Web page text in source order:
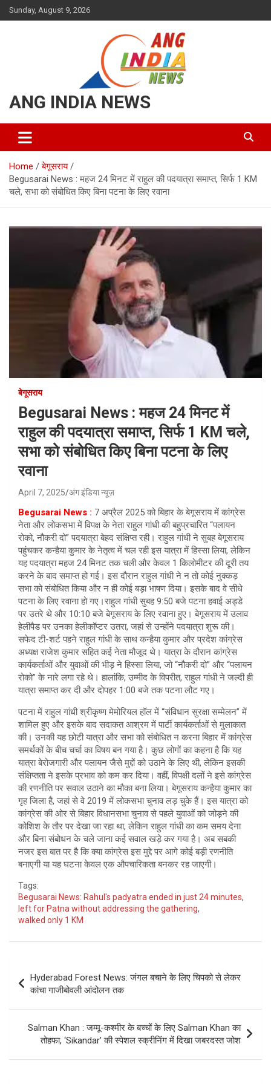
Skip
to
Sunday, August 9, 2026
ANG INDIA NEWS
Home
बेगूसराय
Begusarai News : महज 24 मिनट में राहुल की पदयात्रा समाप्त, सिर्फ 1 KM
चले, सभा को संबोधित किए बिना पटना के लिए रवाना
बेगूसराय
Begusarai News : महज 24 मिनट में
राहुल की पदयात्रा समाप्त, सिर्फ 1 KM चले,
सभा को संबोधित किए बिना पटना के लिए
रवाना
April 7, 2025 अंग इंडिया न्यूज़
Begusarai News : 7 अप्रैल 2025 को बिहार के बेगूसराय में कांग्रेस
नेता और लोकसभा में विपक्ष के नेता राहुल गांधी की बहुप्रचारित “पलायन
रोको, नौकरी दो” पदयात्रा बेहद संक्षिप्त रही। राहुल गांधी ने सुबह बेगूसराय
पहुंचकर कन्हैया कुमार के नेतृत्व में चल रही इस यात्रा में हिस्सा लिया, लेकिन
यह पदयात्रा महज 24 मिनट तक चली और केवल 1 किलोमीटर की दूरी तय
करने के बाद समाप्त हो गई। इस दौरान राहुल गांधी ने न तो कोई नुक्कड़
सभा को संबोधित किया और न ही कोई बड़ा भाषण दिया। इसके बाद वे सीधे
पटना के लिए रवाना हो गए।राहुल गांधी सुबह 9:50 बजे पटना हवाई अड्डे
पर उतरे थे और 10:10 बजे बेगूसराय के लिए रवाना हुए। बेगूसराय में उलाव
हेलीपैड पर उनका हेलीकॉप्टर उतरा, जहां से उन्होंने पदयात्रा शुरू की।
सफेद टी-शर्ट पहने राहुल गांधी के साथ कन्हैया कुमार और प्रदेश कांग्रेस
अध्यक्ष राजेश कुमार सहित कई नेता मौजूद थे। यात्रा के दौरान कांग्रेस
कार्यकर्ताओं और युवाओं की भीड़ ने हिस्सा लिया, जो “नौकरी दो” और “पलायन
रोको” के नारे लगा रहे थे। हालांकि, उम्मीद के विपरीत, राहुल गांधी ने जल्दी ही
यात्रा समाप्त कर दी और दोपहर 1:00 बजे तक पटना लौट गए।
पटना में राहुल गांधी श्रीकृष्ण मेमोरियल हॉल में “संविधान सुरक्षा सम्मेलन” में
शामिल हुए और इसके बाद सदाकत आश्रम में पार्टी कार्यकर्ताओं से मुलाकात
की। उनकी यह छोटी यात्रा और सभा को संबोधित न करना बिहार में कांग्रेस
समर्थकों के बीच चर्चा का विषय बन गया है। कुछ लोगों का कहना है कि यह
यात्रा बेरोजगारी और पलायन जैसे मुद्दों को उठाने के लिए थी, लेकिन इसकी
संक्षिप्तता ने इसके प्रभाव को कम कर दिया। वहीं, विपक्षी दलों ने इसे कांग्रेस
की रणनीति पर सवाल उठाने का मौका बना लिया। बेगूसराय कन्हैया कुमार का
गृह जिला है, जहां से वे 2019 में लोकसभा चुनाव लड़ चुके हैं। इस यात्रा को
कांग्रेस की ओर से बिहार विधानसभा चुनाव से पहले युवाओं को जोड़ने की
कोशिश के तौर पर देखा जा रहा था, लेकिन राहुल गांधी का कम समय देना
और बिना संबोधन के चले जाना कई सवाल खड़े कर गया है। अब सबकी
नजर इस बात पर है कि क्या कांग्रेस इस मुद्दे पर आगे कोई बड़ी रणनीति
बनाएगी या यह घटना केवल एक औपचारिकता बनकर रह जाएगी।
Tags:
Begusarai News: Rahul's padyatra ended in just 24 minutes,
left for Patna without addressing the gathering,
walked only 1 KM
navigation
Hyderabad Forest News: जंगल बचाने के लिए चिपको से लेकर
कांचा गाजीबोवली आंदोलन तक
Salman Khan : जम्मू-कश्मीर के बच्चों के लिए Salman Khan का
तोहफा, ‘Sikandar’ की स्पेशल स्क्रीनिंग में दिखा जबरदस्त जोश